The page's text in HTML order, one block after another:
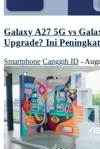
Galaxy A27 5G vs
Upgrade? Ini
Smartphone Canggih ID -